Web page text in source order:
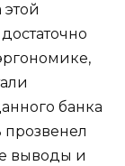
банка
прозвенел
выводы и